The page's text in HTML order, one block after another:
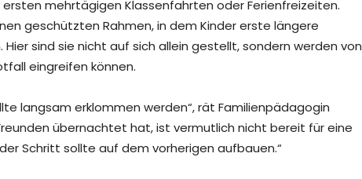
mehrtägigen Klassenfahrten oder Ferienfreizeiten.
geschützten Rahmen, in dem Kinder erste längere
sind sie nicht auf sich allein gestellt, sondern werden von
eingreifen können.
langsam erklommen werden“, rät Familienpädagogin
übernachtet hat, ist vermutlich nicht bereit für eine
Schritt sollte auf dem vorherigen aufbauen.“